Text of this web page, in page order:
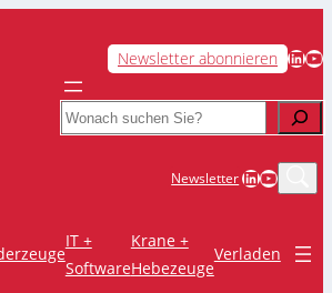
Newsletter abonnieren LinkedIn YouTube
Search
NewsletterLinkedIn
IT +
Software
Krane +
Hebezeuge
Verladen